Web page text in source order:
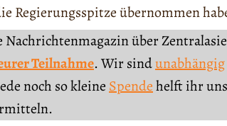
Regierungsspitze übernommen
Nachrichtenmagazin über
Teilnahme. Wir sindunabhängig
noch so kleine Spendehelft ihr